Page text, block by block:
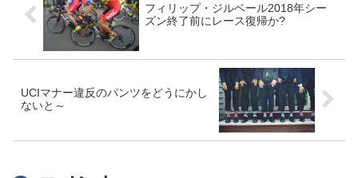
フィリップ・ジルベール2018年シー
ズン終了前にレース復帰か?
UCIマナー違反のパンツをどうにかし
ないと～